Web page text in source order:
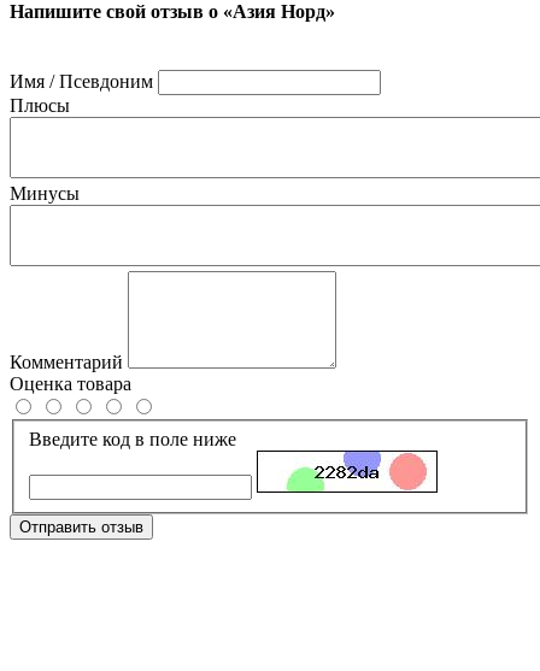
Напишите свой отзыв о «Азия Норд»
Имя / Псевдоним
Плюсы
Минусы
Комментарий
Оценка товара
Введите код в поле ниже
Отправить отзыв